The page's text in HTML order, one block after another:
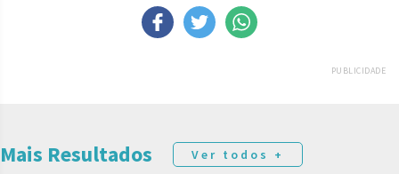
PUBLICIDADE
Mais Resultados Ver todos +